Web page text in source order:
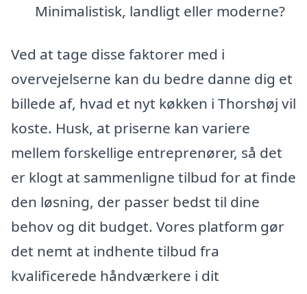
Minimalistisk, landligt eller moderne?
Ved at tage disse faktorer med i
overvejelserne kan du bedre danne dig et
billede af, hvad et nyt køkken i Thorshøj vil
koste. Husk, at priserne kan variere
mellem forskellige entreprenører, så det
er klogt at sammenligne tilbud for at finde
den løsning, der passer bedst til dine
behov og dit budget. Vores platform gør
det nemt at indhente tilbud fra
kvalificerede håndværkere i dit